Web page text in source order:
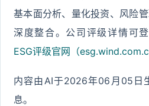
基本面分析、量化投资、风险
深度整合。公司评级详情可
ESG评级官网（
内容由AI于2026年06月05日
息。